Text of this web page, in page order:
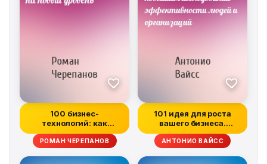
100 бизнес-
технологий: как
поднять компанию на
нов...
РОМАН ЧЕРЕПАНОВ
101 идея для роста
вашего бизнеса.
Результаты нове...
АНТОНИО ВАЙСС